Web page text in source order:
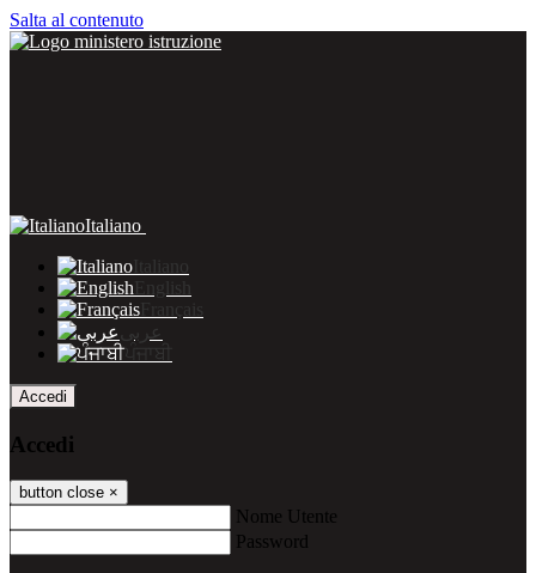
Salta al contenuto
Italiano
Italiano
English
Français
عربى
ਪੰਜਾਬੀ
Accedi
Accedi
button close ×
Nome Utente
Password